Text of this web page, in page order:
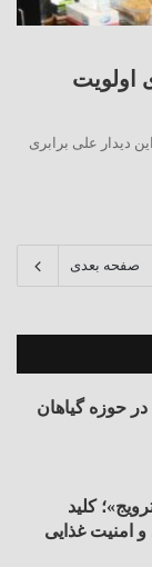
اولویت
دیدار علی برابری
صفحه بعدی
حوزه گیاهان
کلید
امنیت غذایی